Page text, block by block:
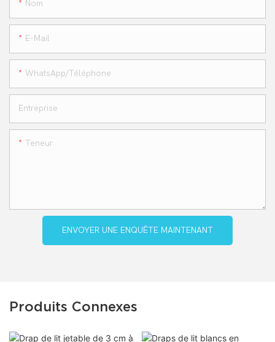
Nom
E-Mail
WhatsApp/téléphone
Entreprise
Teneur
ENVOYER UNE ENQUÊTE MAINTENANT
Produits Connexes